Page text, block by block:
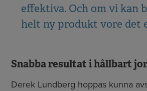
effektiva. Och om vi kan
helt ny produkt vore det
Snabba resultat i hållbart
Derek Lundberg hoppas kunna